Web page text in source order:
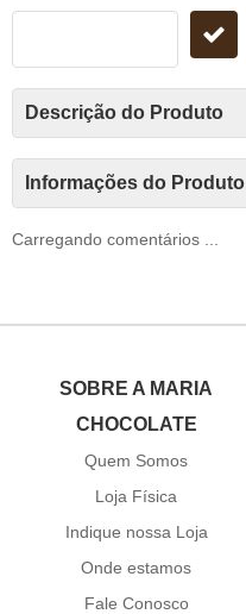
Descrição do Produto
Informações do Produto
Carregando comentários ...
SOBRE A MARIA
CHOCOLATE
Quem Somos
Loja Física
Indique nossa Loja
Onde estamos
Fale Conosco